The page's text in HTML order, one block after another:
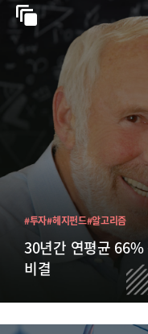
30년간 연평균 66%
비결
#투자#헤지펀드#알고리즘